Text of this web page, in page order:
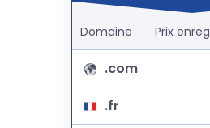
Domaine Prix
.com
.fr